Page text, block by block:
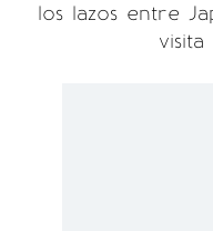
los lazos entre